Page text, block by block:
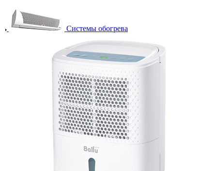
Системы обогрева